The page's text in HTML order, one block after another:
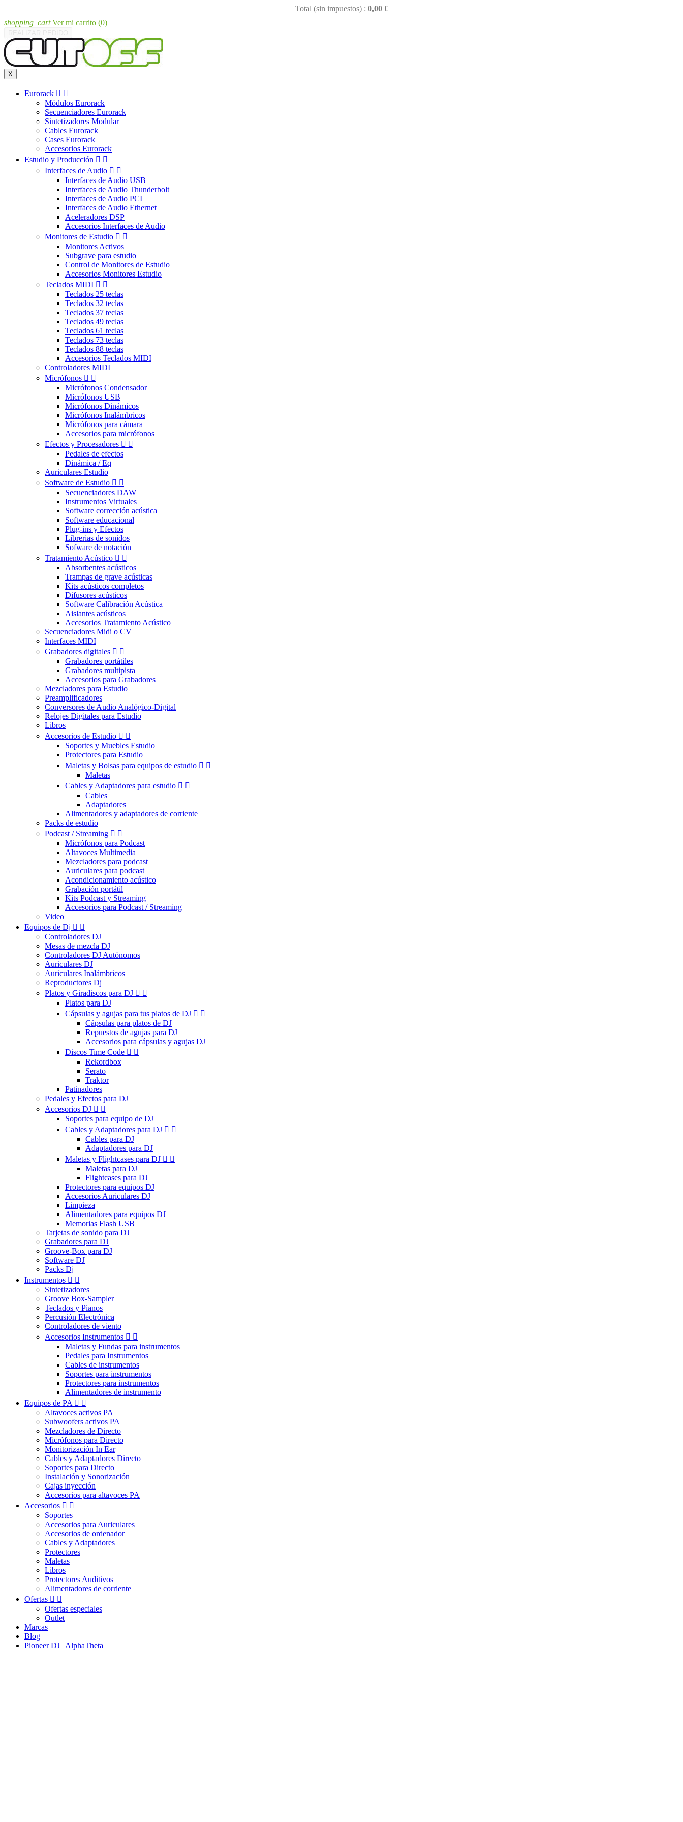
Total (sin impuestos) : 0,00 €
shopping_cart Ver mi carrito (0)
X
Eurorack  
Módulos Eurorack
Secuenciadores Eurorack
Sintetizadores Modular
Cables Eurorack
Cases Eurorack
Accesorios Eurorack
Estudio y Producción  
Interfaces de Audio  
Interfaces de Audio USB
Interfaces de Audio Thunderbolt
Interfaces de Audio PCI
Interfaces de Audio Ethernet
Aceleradores DSP
Accesorios Interfaces de Audio
Monitores de Estudio  
Monitores Activos
Subgrave para estudio
Control de Monitores de Estudio
Accesorios Monitores Estudio
Teclados MIDI  
Teclados 25 teclas
Teclados 32 teclas
Teclados 37 teclas
Teclados 49 teclas
Teclados 61 teclas
Teclados 73 teclas
Teclados 88 teclas
Accesorios Teclados MIDI
Controladores MIDI
Micrófonos  
Micrófonos Condensador
Micrófonos USB
Micrófonos Dinámicos
Micrófonos Inalámbricos
Micrófonos para cámara
Accesorios para micrófonos
Efectos y Procesadores  
Pedales de efectos
Dinámica / Eq
Auriculares Estudio
Software de Estudio  
Secuenciadores DAW
Instrumentos Virtuales
Software corrección acústica
Software educacional
Plug-ins y Efectos
Librerias de sonidos
Sofware de notación
Tratamiento Acústico  
Absorbentes acústicos
Trampas de grave acústicas
Kits acústicos completos
Difusores acústicos
Software Calibración Acústica
Aislantes acústicos
Accesorios Tratamiento Acústico
Secuenciadores Midi o CV
Interfaces MIDI
Grabadores digitales  
Grabadores portátiles
Grabadores multipista
Accesorios para Grabadores
Mezcladores para Estudio
Preamplificadores
Conversores de Audio Analógico-Digital
Relojes Digitales para Estudio
Libros
Accesorios de Estudio  
Soportes y Muebles Estudio
Protectores para Estudio
Maletas y Bolsas para equipos de estudio  
Maletas
Cables y Adaptadores para estudio  
Cables
Adaptadores
Alimentadores y adaptadores de corriente
Packs de estudio
Podcast / Streaming  
Micrófonos para Podcast
Altavoces Multimedia
Mezcladores para podcast
Auriculares para podcast
Acondicionamiento acústico
Grabación portátil
Kits Podcast y Streaming
Accesorios para Podcast / Streaming
Video
Equipos de Dj  
Controladores DJ
Mesas de mezcla DJ
Controladores DJ Autónomos
Auriculares DJ
Auriculares Inalámbricos
Reproductores Dj
Platos y Giradiscos para DJ  
Platos para DJ
Cápsulas y agujas para tus platos de DJ  
Cápsulas para platos de DJ
Repuestos de agujas para DJ
Accesorios para cápsulas y agujas DJ
Discos Time Code  
Rekordbox
Serato
Traktor
Patinadores
Pedales y Efectos para DJ
Accesorios DJ  
Soportes para equipo de DJ
Cables y Adaptadores para DJ  
Cables para DJ
Adaptadores para DJ
Maletas y Flightcases para DJ  
Maletas para DJ
Flightcases para DJ
Protectores para equipos DJ
Accesorios Auriculares DJ
Limpieza
Alimentadores para equipos DJ
Memorias Flash USB
Tarjetas de sonido para DJ
Grabadores para DJ
Groove-Box para DJ
Software DJ
Packs Dj
Instrumentos  
Sintetizadores
Groove Box-Sampler
Teclados y Pianos
Percusión Electrónica
Controladores de viento
Accesorios Instrumentos  
Maletas y Fundas para instrumentos
Pedales para Instrumentos
Cables de instrumentos
Soportes para instrumentos
Protectores para instrumentos
Alimentadores de instrumento
Equipos de PA  
Altavoces activos PA
Subwoofers activos PA
Mezcladores de Directo
Micrófonos para Directo
Monitorización In Ear
Cables y Adaptadores Directo
Soportes para Directo
Instalación y Sonorización
Cajas inyección
Accesorios para altavoces PA
Accesorios  
Soportes
Accesorios para Auriculares
Accesorios de ordenador
Cables y Adaptadores
Protectores
Maletas
Libros
Protectores Auditivos
Alimentadores de corriente
Ofertas  
Ofertas especiales
Outlet
Marcas
Blog
Pioneer DJ | AlphaTheta